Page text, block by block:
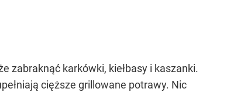
zabraknąć karkówki, kiełbasy i kaszanki.
cięższe grillowane potrawy. Nic